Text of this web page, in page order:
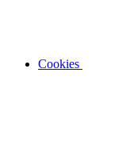
Cookies